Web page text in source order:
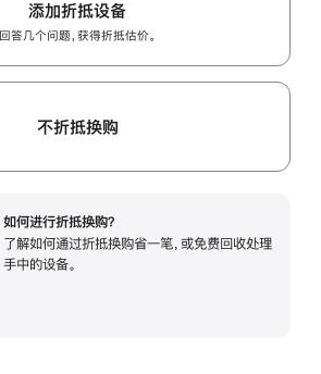
添加折抵设备
回答几个问题，获得折抵估价。
不折抵换购
如何进行折抵换购？
了解如何通过折抵换购省一笔，或免费回收处理
手中的设备。